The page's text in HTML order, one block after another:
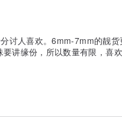
讨人喜欢。6mm-7mm的靓货
讲缘份，所以数量有限，喜